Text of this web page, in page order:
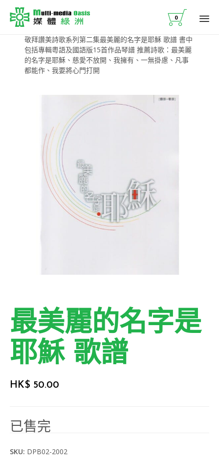

0
敬拜讚美詩歌系列第二集最美麗的名字是耶穌 歌譜 書中
包括專輯粵語及國語版15首作品琴譜 推薦詩歌：最美麗
的名字是耶穌、慈愛不放開、我擁有、一無掛慮、凡事
都能作、我要將心門打開
最美麗的名字是
耶穌 歌譜
HK$ 50.00
已售完
SKU: DPB02-2002